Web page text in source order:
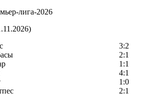
лига-2026
3:2
2:1
1:1
4:1
1:0
2:1